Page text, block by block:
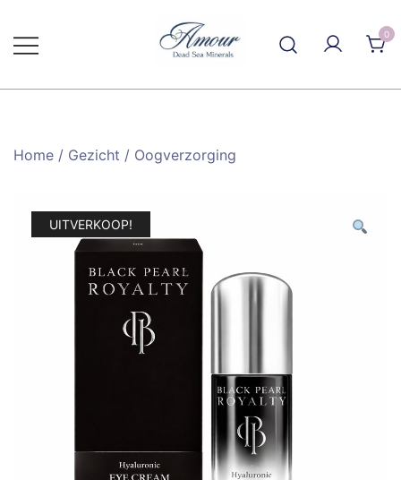
naar
de
0
Home / Gezicht / Oogverzorging
UITVERKOOP!